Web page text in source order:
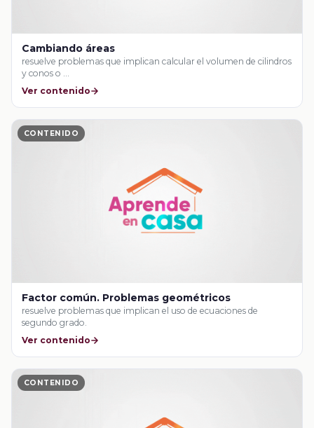
Cambiando áreas
resuelve problemas que implican calcular el volumen de cilindros
y conos o …
Ver contenido
CONTENIDO
Factor común. Problemas geométricos
resuelve problemas que implican el uso de ecuaciones de
segundo grado.
Ver contenido
CONTENIDO